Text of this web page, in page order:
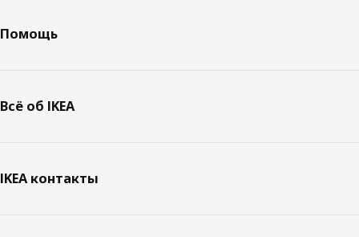
Помощь
Всё об IKEA
IKEA контакты